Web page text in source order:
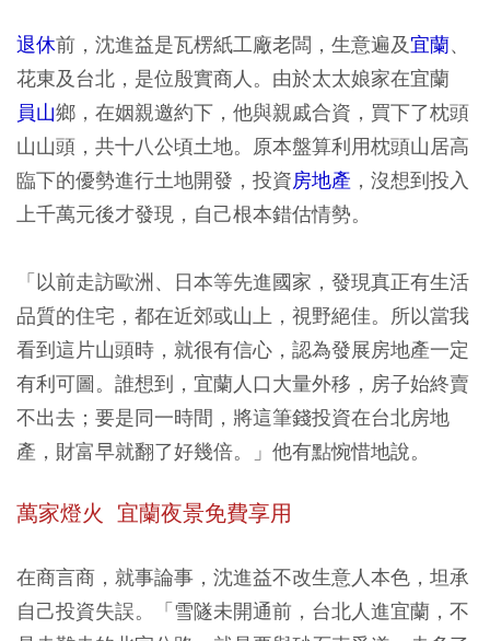
退休前，沈進益是瓦楞紙工廠老闆，生意遍及宜蘭、
花東及台北，是位殷實商人。由於太太娘家在宜蘭
員山鄉，在姻親邀約下，他與親戚合資，買下了枕頭
山山頭，共十八公頃土地。原本盤算利用枕頭山居高
臨下的優勢進行土地開發，投資房地產 ，沒想到投入
上千萬元後才發現，自己根本錯估情勢。
「以前走訪歐洲、日本等先進國家，發現真正有生活
品質的住宅，都在近郊或山上，視野絕佳。所以當我
看到這片山頭時，就很有信心，認為發展房地產一定
有利可圖。誰想到，宜蘭人口大量外移，房子始終賣
不出去；要是同一時間，將這筆錢投資在台北房地
產，財富早就翻了好幾倍。」他有點惋惜地說。
萬家燈火 宜蘭夜景免費享用
在商言商，就事論事，沈進益不改生意人本色，坦承
自己投資失誤。「雪隧未開通前，台北人進宜蘭，不